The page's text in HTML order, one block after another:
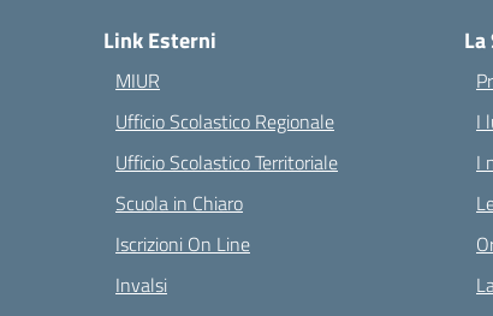
Link Esterni
MIUR
Ufficio Scolastico Regionale
Ufficio Scolastico Territoriale
Scuola in Chiaro
Iscrizioni On Line
Invalsi
I
I